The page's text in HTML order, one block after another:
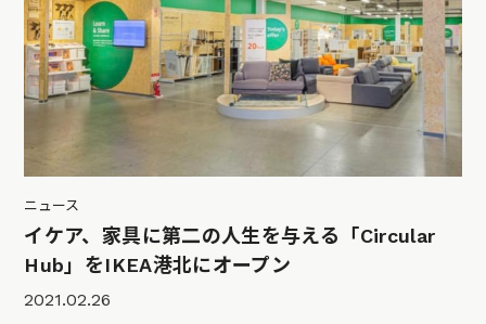
ニュース
イケア、家具に第二の人生を与える「Circular
Hub」をIKEA港北にオープン
2021.02.26